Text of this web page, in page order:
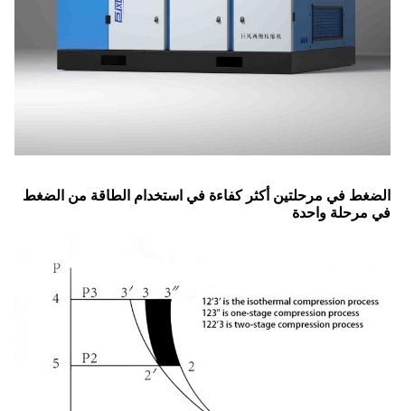
الضغط في مرحلتين أكثر كفاءة في استخدام الطاقة من الضغط
في مرحلة واحدة